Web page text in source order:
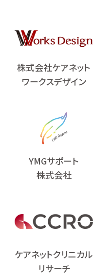
株式会社ケアネット
ワークスデザイン
YMGサポート
株式会社
ケアネットクリニカル
リサーチ